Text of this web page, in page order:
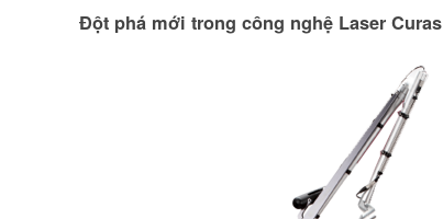
Đột phá mới trong công nghệ Laser Curas